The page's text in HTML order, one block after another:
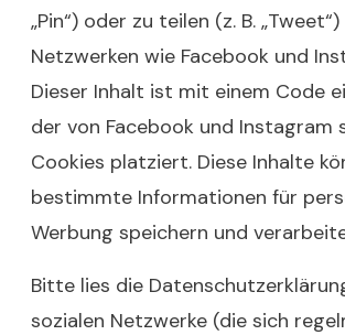
„Pin“) oder zu teilen (z. B.
Netzwerken wie Facebook und
Dieser Inhalt ist mit einem Code
der von Facebook und Instagram
Cookies platziert. Diese Inhalte
bestimmte Informationen für
Werbung speichern und
Bitte lies die
sozialen Netzwerke (die sich